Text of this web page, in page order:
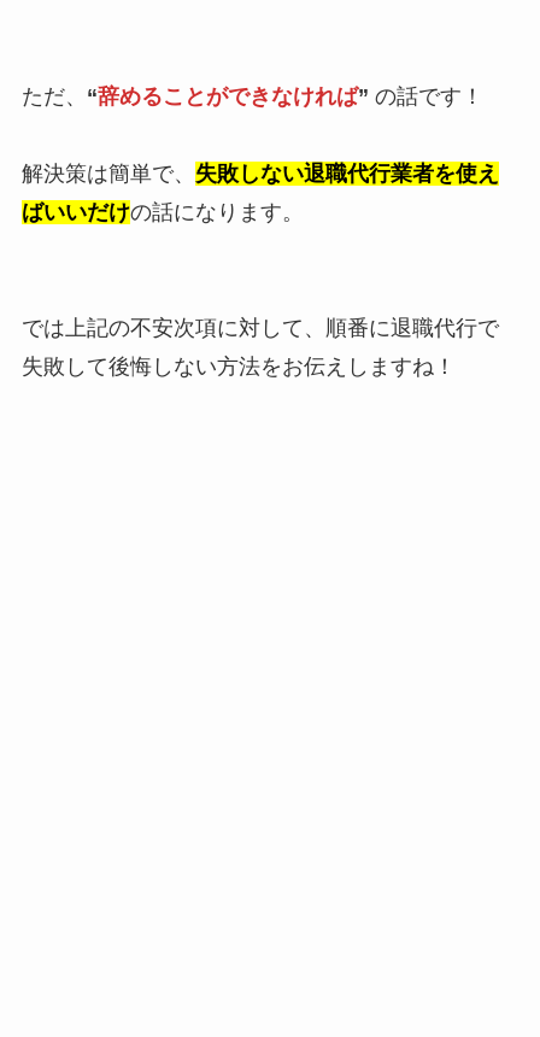
ただ、 “辞めることができなければ” の話です！
解決策は簡単で、 失敗しない退職代行業者を使え
ばいいだけの話になります。
では上記の不安次項に対して、順番に退職代行で
失敗して後悔しない方法をお伝えしますね！